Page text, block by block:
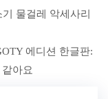
물걸레 악세사리
에디션 한글판:
아요